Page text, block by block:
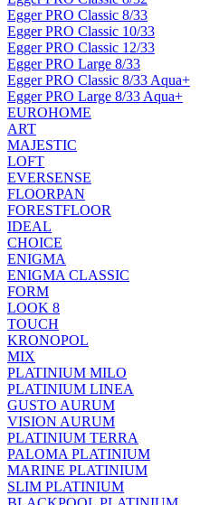
Egger PRO Classic 8/33
Egger PRO Classic 10/33
Egger PRO Classic 12/33
Egger PRO Large 8/33
Egger PRO Classic 8/33 Aqua+
Egger PRO Large 8/33 Aqua+
EUROHOME
ART
MAJESTIC
LOFT
EVERSENSE
FLOORPAN
FORESTFLOOR
IDEAL
CHOICE
ENIGMA
ENIGMA CLASSIC
FORM
LOOK 8
TOUCH
KRONOPOL
MIX
PLATINIUM MILO
PLATINIUM LINEA
GUSTO AURUM
VISION AURUM
PLATINIUM TERRA
PALOMA PLATINIUM
MARINE PLATINIUM
SLIM PLATINIUM